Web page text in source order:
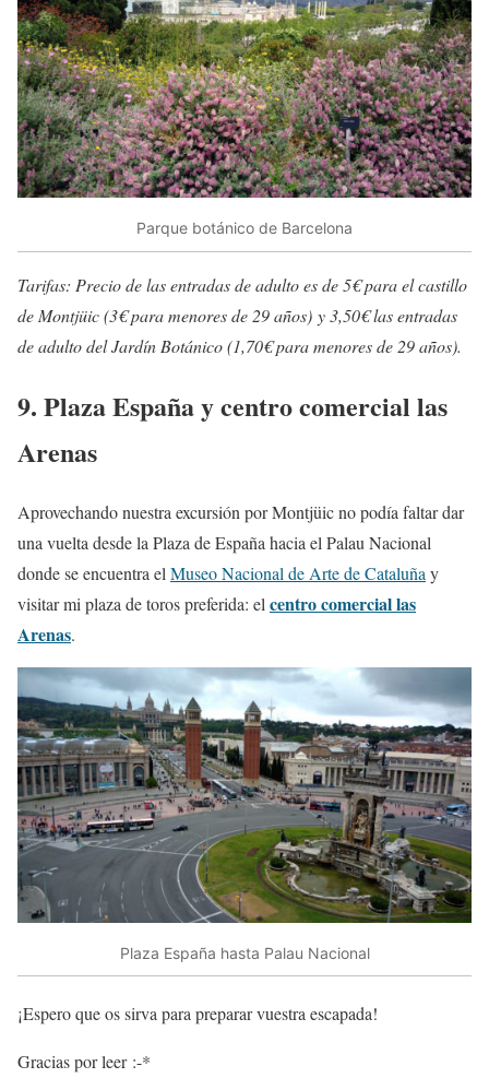
Parque botánico de Barcelona
Tarifas: Precio de las entradas de adulto es de 5€ para el castillo
de Montjüic (3€ para menores de 29 años) y 3,50€ las entradas
de adulto del Jardín Botánico (1,70€ para menores de 29 años).
9. Plaza España y centro comercial las
Arenas
Aprovechando nuestra excursión por Montjüic no podía faltar dar
una vuelta desde la Plaza de España hacia el Palau Nacional
donde se encuentra el Museo Nacional de Arte de Cataluña y
visitar mi plaza de toros preferida: el centro comercial las
Arenas.
Plaza España hasta Palau Nacional
¡Espero que os sirva para preparar vuestra escapada!
Gracias por leer :-*